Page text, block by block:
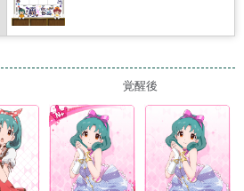
覚醒後